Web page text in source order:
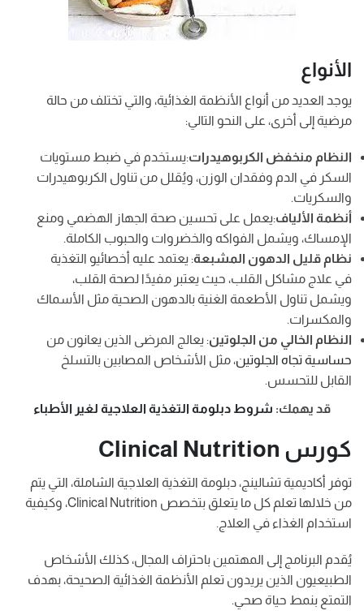
الأنواع
يوجد العديد من أنواع الأنظمة الغذائية، والتي تختلف من حالة
مرضية إلى أخرى، على النحو التالي:
النظام منخفض الكربوهيدرات:يستخدم في ضبط مستويات
السكر في الدم وفقدان الوزن، ويُقلل من تناول الكربوهيدرات
والسكريات.
أنظمة الألياف:يعمل على تحسين صحة الجهاز الهضمي ومنع
الإمساك، ويشمل الفواكه والخضروات والحبوب الكاملة.
نظام قليل الدهون المشبعة: يعتمد عليه أخصائيو التغذية
في علاج مشاكل القلب، حيث يعتبر مفيدًا لصحة القلب،
ويشمل تناول الأطعمة الغنية بالدهون الصحية مثل الأسماك
والمكسرات.
النظام الخالي من الجلوتين: يعالج المرضى الذين يعانون من
حساسية تجاه الجلوتين، مثل الأشخاص المصابين بالتسلخ
القابل للتحسس.
قد يهمك: شروط دبلومة التغذية العلاجية لغير الأطباء
كورس Clinical Nutrition
توفر أكاديمية تشالينج، دبلومة التغذية العلاجية الشاملة، التي يتم
من خلالها تعلم كل ما يتعلق بتخصص Clinical Nutrition، وكيفية
استخدام الغذاء في العلاج.
يُقدم البرنامج إلى المهتمين باحتراف المجال، كذلك الأشخاص
الطبيعيون الذين يريدون تعلم الأنظمة الغذائية الصحيحة، بهدف
التمتع بنمط حياة صحي.